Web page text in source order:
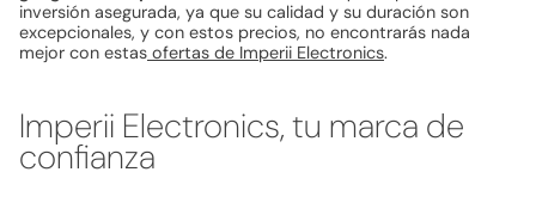
inversión asegurada, ya que su calidad y su duración son
excepcionales, y con estos precios, no encontrarás nada
mejor con estas ofertas de Imperii Electronics.
Imperii Electronics, tu marca de
confianza